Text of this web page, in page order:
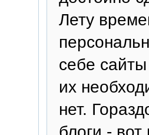
Лету
себе
их
нет.